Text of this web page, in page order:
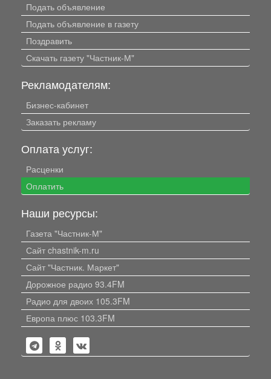
Подать объявление
Подать объявление в газету
Поздравить
Скачать газету "Частник-М"
Рекламодателям:
Бизнес-кабинет
Заказать рекламу
Оплата услуг:
Расценки
Оплатить
Наши ресурсы:
Газета "Частник-М"
Сайт chastnik-m.ru
Сайт "Частник. Маркет"
Дорожное радио 93.4FM
Радио для двоих 105.3FM
Европа плюс 103.3FM